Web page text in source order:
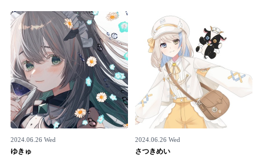
2024.06.26 Wed
ゆきゅ
2024.06.26 Wed
さつきめい